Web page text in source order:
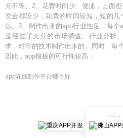
元不等。2、花费时间少、便捷，上面
资金都较少，花费的时间较短，短的
以。3、制作出来的app行业性足，每
是经过了充分的市场调查、行业分析
求，对等的技术制作出来的。同时，每
因此，app模板的可行性较高，
app在线制作平台哪个好